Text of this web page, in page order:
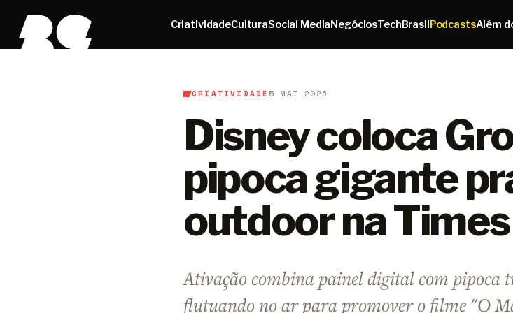
CriatividadeCulturaSocial MediaNegóciosTechBrasilPodcastsAlém
B9/Criatividade
CRIATIVIDADE 5 MAI 2026
Disney coloca
pipoca gigante
outdoor na
Ativação combina painel digital com pipoca
flutuando no ar para promover o filme "O